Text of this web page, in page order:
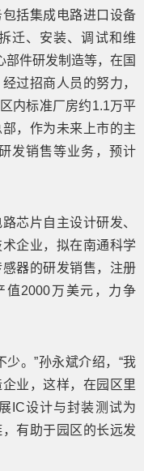
括集成电路进口设备
迁、安装、调试和维
件研发制造等，在国
过招商人员的努力，
内标准厂房约1.1万平
，作为未来上市的主
发销售等业务，预计
片自主设计研发、
企业，拟在南通科学
器的研发销售，注册
值2000万美元，力争
。”孙永斌介绍，“我
业，这样，在园区里
IC设计与封装测试为
有助于园区的长远发